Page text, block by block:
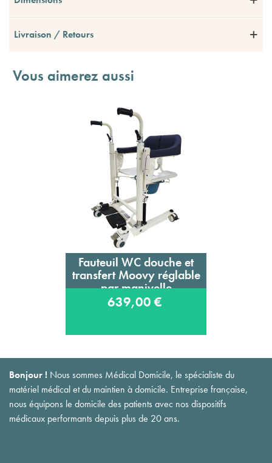
Livraison / Retours
Vous aimerez aussi
Fauteuil WC douche et
transfert Moovy réglable
par manivelle
639,00 €
Bonjour ! Nous sommes Médical Domicile, le spécialiste du
matériel médical et du maintien à domicile. Entreprise française,
nous équipons le domicile des patients avec nos dispositifs
médicaux performants depuis plus de 20 ans.